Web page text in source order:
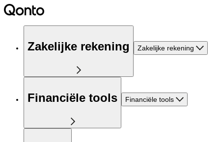
Zakelijke rekening Zakelijke rekening
Financiële tools Financiële tools